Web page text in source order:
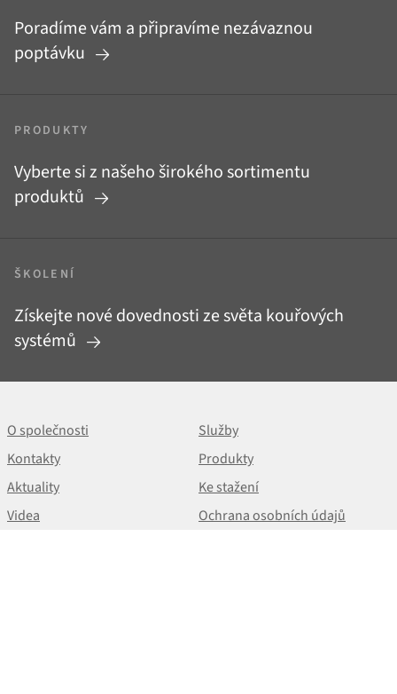
Poradíme vám a připravíme nezávaznou
poptávku
PRODUKTY
Vyberte si z našeho širokého sortimentu
produktů
ŠKOLENÍ
Získejte nové dovednosti ze světa kouřových
systémů
O společnosti
Služby
Kontakty
Produkty
Aktuality
Ke stažení
Videa
Ochrana osobních údajů